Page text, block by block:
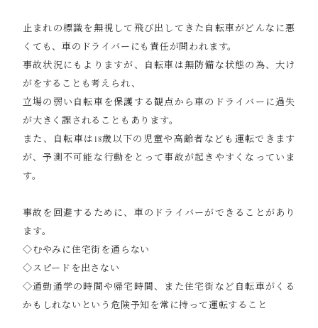
止まれの標識を無視して飛び出してきた自転車がどんなに悪
くても、車のドライバーにも責任が問われます。
事故状況にもよりますが、自転車は無防備な状態の為、大け
がをすることも考えられ、
立場の弱い自転車を保護する観点から車のドライバーに過失
が大きく課されることもあります。
また、自転車は18歳以下の児童や高齢者なども運転できます
が、予測不可能な行動をとって事故が起きやすくなっていま
す。
事故を回避するために、車のドライバーができることがあり
ます。
◇むやみに住宅街を通らない
◇スピードを出さない
◇通勤通学の時間や帰宅時間、また住宅街など自転車がくる
かもしれないという危険予知を常に持って運転すること